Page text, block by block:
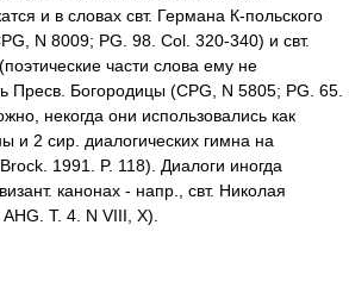
и в словах свт. Германа К-польского
N 8009; PG. 98. Col. 320-340) и свт.
части слова ему не
Пресв. Богородицы (CPG, N 5805; PG. 65.
некогда они использовались как
и 2 сир. диалогических гимна на
1991. P. 118). Диалоги иногда
канонах - напр., свт. Николая
T. 4. N VIII, X).